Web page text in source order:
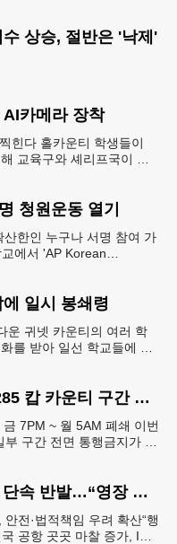
상승, 절반은 '낙제'
카메라 장착
힌다 홀카운티 학생들이
교육구와 셰리프국이 학
청원운동 열기
한인 누구나 서명 참여 가
에서 'AP Korean
일시 봉쇄령
운 귀넷 카운티의 여러 학
를 받아 일선 학교들에 일
주말 포장공사로 I-285 캅 카운티 구간 통행금지
7PM ~ 월 5AM 폐쇄 이번
구간 전면 통행금지가 시
항공사들, ICE 공항 단속 반발…“영장 없인 협조 불가”
전·법적책임 우려 확산“행
공항 곳곳 마찰 증가, ICE